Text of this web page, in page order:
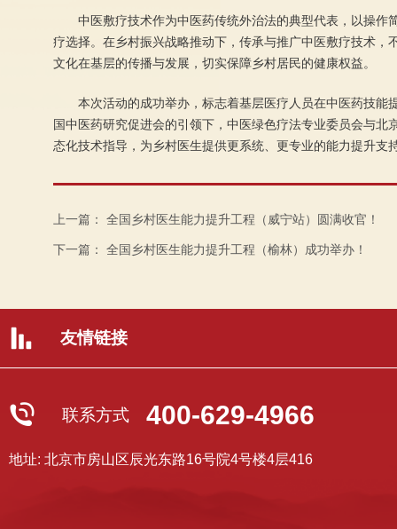
中医敷疗技术作为中医药传统外治法的典型代表，以操
疗选择。在乡村振兴战略推动下，传承与推广中医敷疗技术
文化在基层的传播与发展，切实保障乡村居民的健康权益。
本次活动的成功举办，标志着基层医疗人员在中医药技
国中医药研究促进会的引领下，中医绿色疗法专业委员会与
态化技术指导，为乡村医生提供更系统、更专业的能力提升
上一篇： 全国乡村医生能力提升工程（威宁站）圆满收官！
下一篇： 全国乡村医生能力提升工程（榆林）成功举办！
友情链接
联系方式 400-629-4966
地址: 北京市房山区辰光东路16号院4号楼4层416